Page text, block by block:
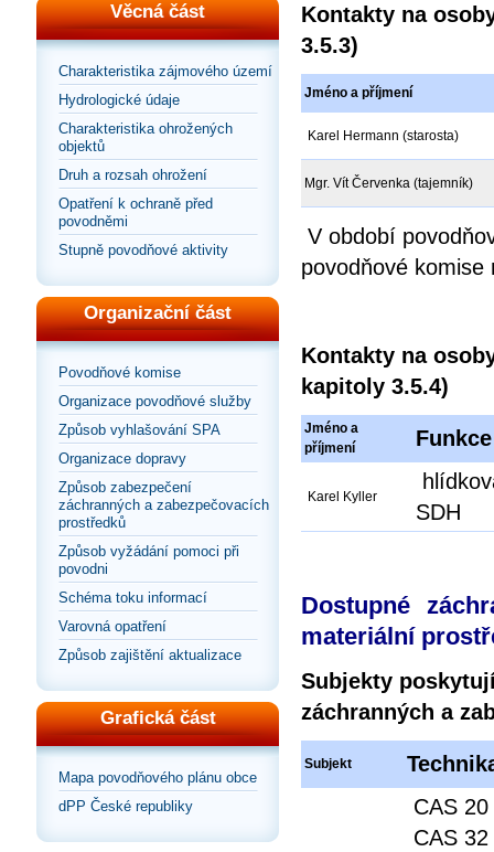
Věcná část
Charakteristika zájmového území
Hydrologické údaje
Charakteristika ohrožených
objektů
Druh a rozsah ohrožení
Opatření k ochraně před
povodněmi
Stupně povodňové aktivity
Organizační část
Povodňové komise
Organizace povodňové služby
Způsob vyhlašování SPA
Organizace dopravy
Způsob zabezpečení
záchranných a zabezpečovacích
prostředků
Způsob vyžádání pomoci při
povodni
Schéma toku informací
Varovná opatření
Způsob zajištění aktualizace
Grafická část
Mapa povodňového plánu obce
dPP České republiky
Kontakty na
3.5.3)
Jméno a příjmení
Karel Hermann (starosta)
Mgr. Vít Červenka (tajemník)
V období
povodňové komise
Kontakty na
kapitoly 3.5.4)
Jméno a
příjmení
Funkce
Karel Kyller
SDH
Dostupné
materiální
Subjekty
záchranných a
Subjekt
CAS
CAS 32